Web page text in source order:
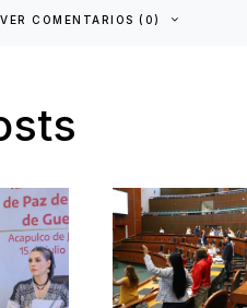
VER COMENTARIOS (0)